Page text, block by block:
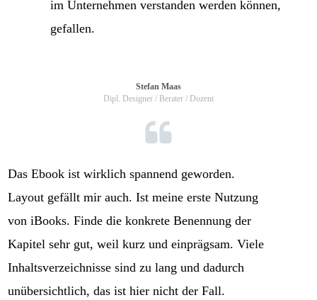
im Unternehmen verstanden werden können,
gefallen.
Stefan Maas
Dipl. Designer / Berater / Dozent
Das Ebook ist wirklich spannend geworden.
Layout gefällt mir auch. Ist meine erste Nutzung
von iBooks. Finde die konkrete Benennung der
Kapitel sehr gut, weil kurz und einprägsam. Viele
Inhaltsverzeichnisse sind zu lang und dadurch
unübersichtlich, das ist hier nicht der Fall.